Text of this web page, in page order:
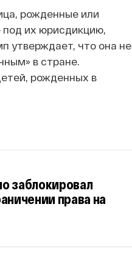
рожденные или
их юрисдикцию,
утверждает, что она не
в стране.
рожденных в
заблокировал
права на